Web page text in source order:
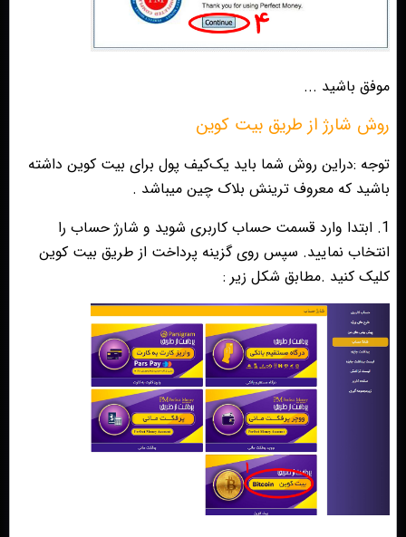
موفق باشید ...
روش شارژ از طریق بیت کوین
توجه :دراین روش شما باید یک‌کیف پول برای بیت کوین داشته
باشید که معروف ترینش بلاک چین میباشد .
1. ابتدا وارد قسمت حساب کاربری شوید و شارژ حساب را
انتخاب نمایید. سپس روی گزینه پرداخت از طریق بیت کوین
کلیک کنید .مطابق شکل زیر :